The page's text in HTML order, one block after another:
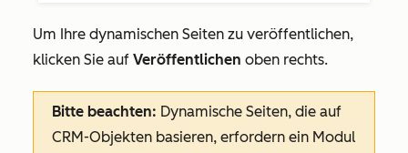
Um Ihre dynamischen Seiten zu veröffentlichen,
klicken Sie auf Veröffentlichen oben rechts.
Bitte beachten: Dynamische Seiten, die auf
CRM-Objekten basieren, erfordern ein Modul